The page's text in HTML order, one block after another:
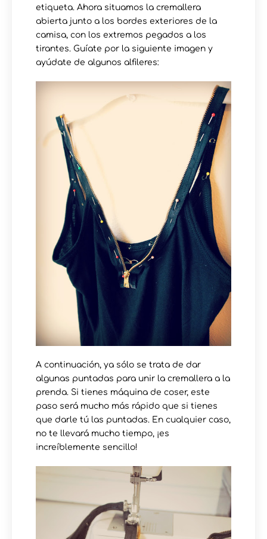
etiqueta. Ahora situamos la cremallera
abierta junto a los bordes exteriores de la
camisa, con los extremos pegados a los
tirantes. Guíate por la siguiente imagen y
ayúdate de algunos alfileres:
A continuación, ya sólo se trata de dar
algunas puntadas para unir la cremallera a la
prenda. Si tienes máquina de coser, este
paso será mucho más rápido que si tienes
que darle tú las puntadas. En cualquier caso,
no te llevará mucho tiempo, ¡es
increíblemente sencillo!